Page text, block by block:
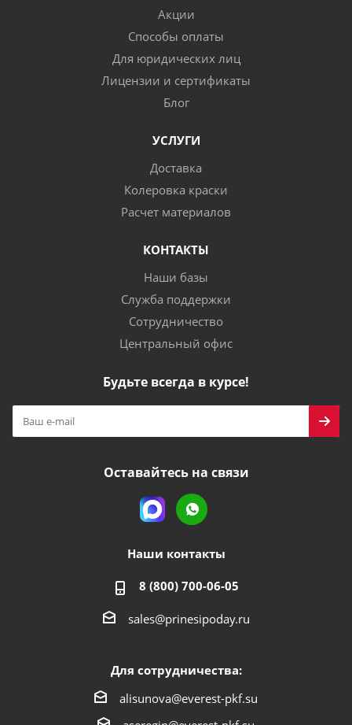
Акции
Способы оплаты
Для юридических лиц
Лицензии и сертификаты
Блог
УСЛУГИ
Доставка
Колеровка краски
Расчет материалов
КОНТАКТЫ
Наши базы
Служба поддержки
Сотрудничество
Центральный офис
Будьте всегда в курсе!
Оставайтесь на связи
Наши контакты
8 (800) 700-06-05
sales@prinesipoday.ru
Для сотрудничества:
alisunova@everest-pkf.su